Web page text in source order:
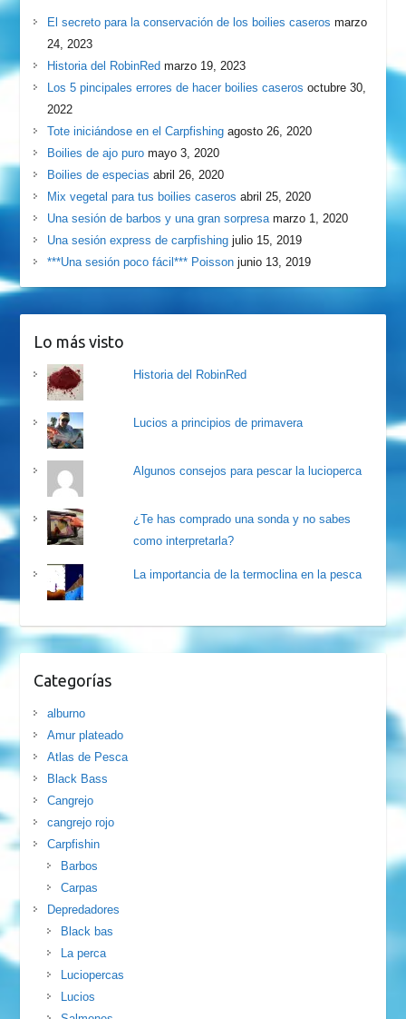
El secreto para la conservación de los boilies caseros marzo
24, 2023
Historia del RobinRed marzo 19, 2023
Los 5 pincipales errores de hacer boilies caseros octubre 30,
2022
Tote iniciándose en el Carpfishing agosto 26, 2020
Boilies de ajo puro mayo 3, 2020
Boilies de especias abril 26, 2020
Mix vegetal para tus boilies caseros abril 25, 2020
Una sesión de barbos y una gran sorpresa marzo 1, 2020
Una sesión express de carpfishing julio 15, 2019
***Una sesión poco fácil*** Poisson junio 13, 2019
Lo más visto
Historia del RobinRed
Lucios a principios de primavera
Algunos consejos para pescar la lucioperca
¿Te has comprado una sonda y no sabes
como interpretarla?
La importancia de la termoclina en la pesca
Categorías
alburno
Amur plateado
Atlas de Pesca
Black Bass
Cangrejo
cangrejo rojo
Carpfishin
Barbos
Carpas
Depredadores
Black bas
La perca
Luciopercas
Lucios